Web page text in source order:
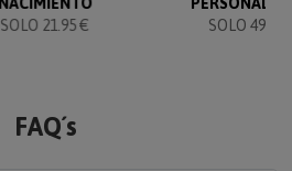
SOLO 21.95 €
SOLO 49.90
FAQ´s